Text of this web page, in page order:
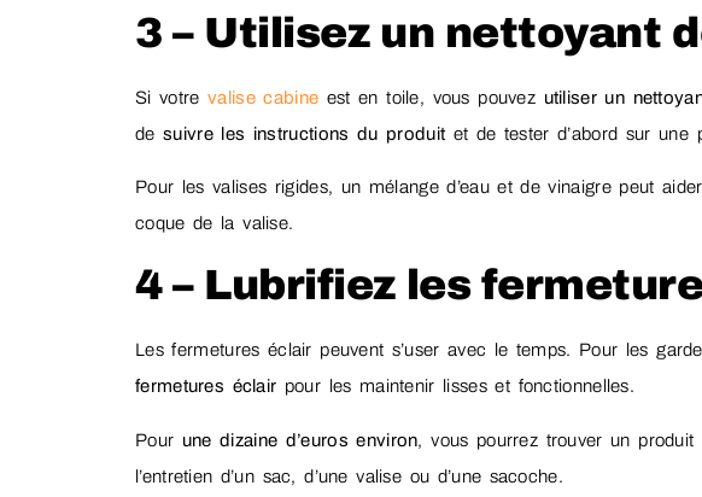
3 – Utilisez un nettoyant
Si votrevalise cabine est en toile, vous pouvez utiliser un
desuivre les instructions du produit et de tester d’abord sur une
Pour les valises rigides, un mélange d’eau et de vinaigre peut
coque de la valise.
4 – Lubrifiez les
Les fermetures éclair peuvent s’user avec le temps. Pour les
fermetures éclair pour les maintenir lisses et fonctionnelles.
Pour une dizaine d’euros environ, vous pourrez trouver un produit
l’entretien d’un sac, d’une valise ou d’une sacoche.